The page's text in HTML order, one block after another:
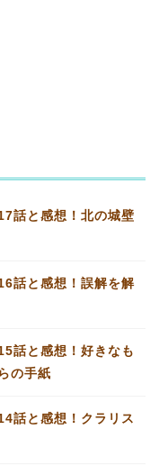
話と感想！北の城壁
話と感想！誤解を解
話と感想！好きなも
の手紙
話と感想！クラリス